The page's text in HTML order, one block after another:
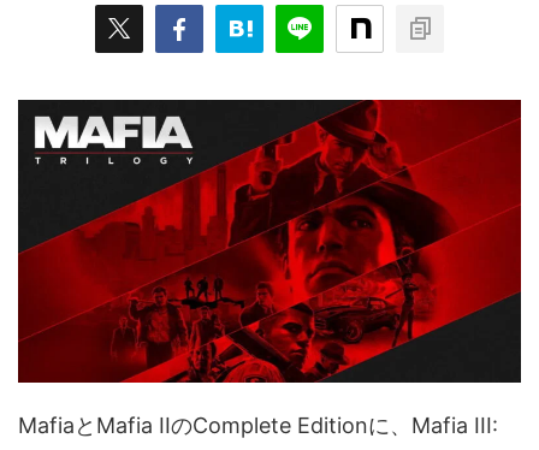
MafiaとMafia IIのComplete Editionに、Mafia III: